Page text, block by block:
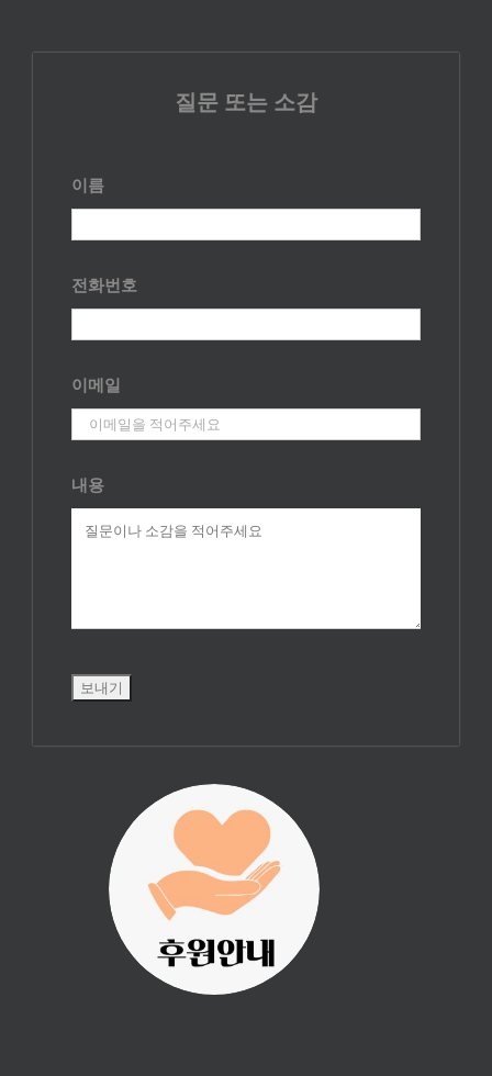
질문 또는 소감
이름
전화번호
이메일
내용
진리횃불 사역은
여러분의 후원으
로 이루어집니다.